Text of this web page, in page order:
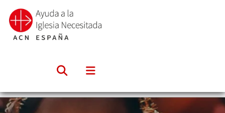
Saltar
contenido